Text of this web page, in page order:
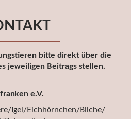
bitte direkt über die
jeweiligen Beitrags stellen.
e.V.
Igel/Eichhörnchen/Bilche/